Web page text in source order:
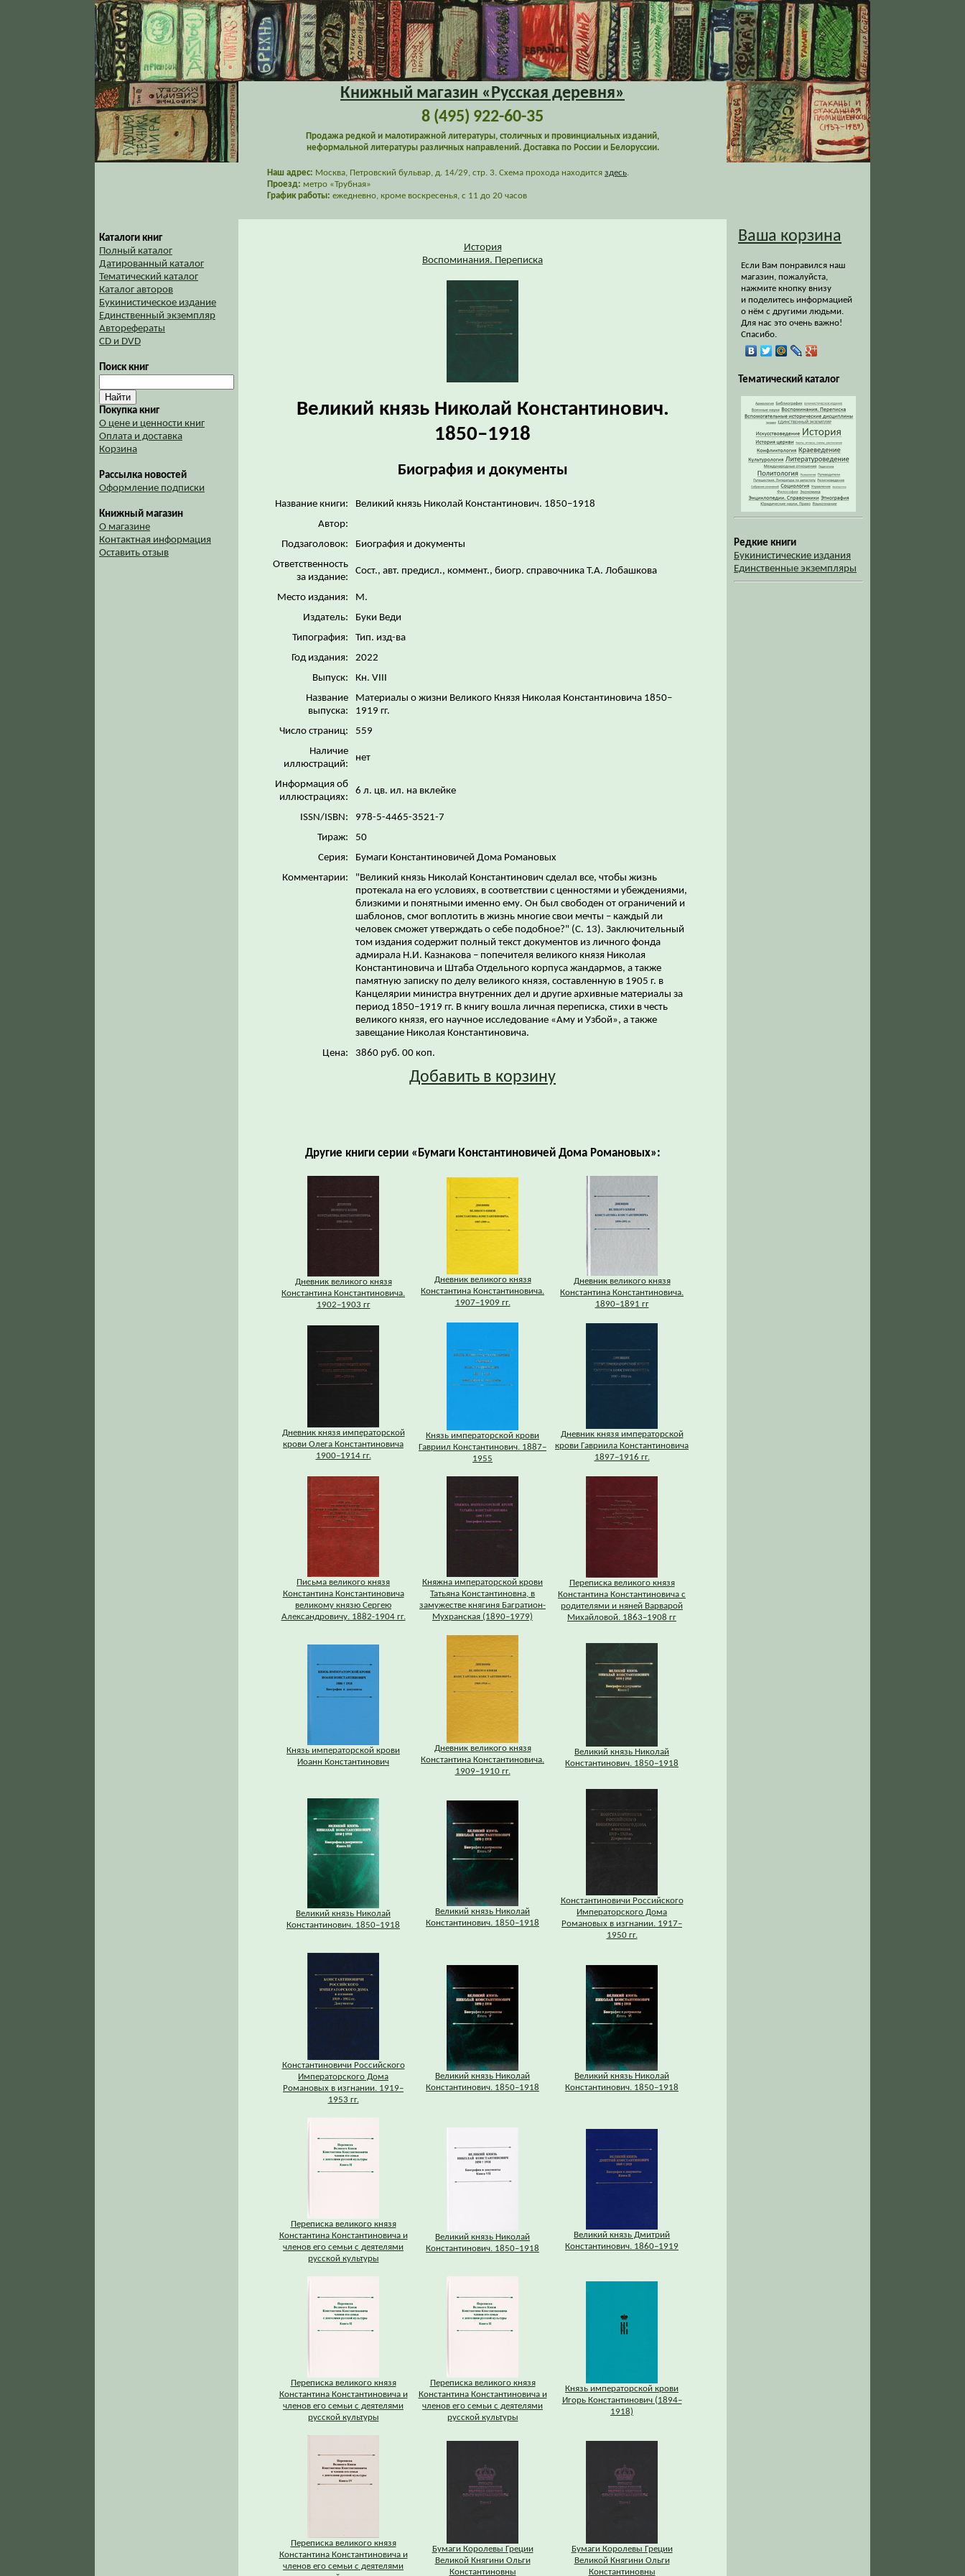
Книжный магазин «Русская деревня»
8 (495) 922-60-35
Продажа редкой и малотиражной литературы, столичных и провинциальных изданий,
неформальной литературы различных направлений. Доставка по России и Белоруссии.
Наш адрес: Москва, Петровский бульвар, д. 14/29, стр. 3. Схема прохода находится здесь.
Проезд: метро «Трубная»
График работы: ежедневно, кроме воскресенья, с 11 до 20 часов
Каталоги книг
Полный каталог
Датированный каталог
Тематический каталог
Каталог авторов
Букинистическое издание
Единственный экземпляр
Авторефераты
CD и DVD
Поиск книг
Покупка книг
О цене и ценности книг
Оплата и доставка
Корзина
Рассылка новостей
Оформление подписки
Книжный магазин
О магазине
Контактная информация
Оставить отзыв
История
Воспоминания. Переписка
Великий князь Николай Константинович.
1850–1918
Биография и документы
Название книги:
Великий князь Николай Константинович. 1850–1918
Автор:
Подзаголовок:
Биография и документы
Ответственность
за издание:
Сост., авт. предисл., коммент., биогр. справочника Т.А. Лобашкова
Место издания:
М.
Издатель:
Буки Веди
Типография:
Тип. изд-ва
Год издания:
2022
Выпуск:
Кн. VIII
Название
выпуска:
Материалы о жизни Великого Князя Николая Константиновича 1850–
1919 гг.
Число страниц:
559
Наличие
иллюстраций:
нет
Информация об
иллюстрациях:
6 л. цв. ил. на вклейке
ISSN/ISBN:
978-5-4465-3521-7
Тираж:
50
Серия:
Бумаги Константиновичей Дома Романовых
Комментарии:
"Великий князь Николай Константинович сделал все, чтобы жизнь
протекала на его условиях, в соответствии с ценностями и убеждениями,
близкими и понятными именно ему. Он был свободен от ограничений и
шаблонов, смог воплотить в жизнь многие свои мечты – каждый ли
человек сможет утверждать о себе подобное?" (С. 13). Заключительный
том издания содержит полный текст документов из личного фонда
адмирала Н.И. Казнакова – попечителя великого князя Николая
Константиновича и Штаба Отдельного корпуса жандармов, а также
памятную записку по делу великого князя, составленную в 1905 г. в
Канцелярии министра внутренних дел и другие архивные материалы за
период 1850–1919 гг. В книгу вошла личная переписка, стихи в честь
великого князя, его научное исследование «Аму и Узбой», а также
завещание Николая Константиновича.
Цена:
3860 руб. 00 коп.
Добавить в корзину
Другие книги серии «Бумаги Константиновичей Дома Романовых»:
Дневник великого князя
Константина Константиновича.
1902–1903 гг
Дневник великого князя
Константина Константиновича.
1907–1909 гг.
Дневник великого князя
Константина Константиновича.
1890–1891 гг
Дневник князя императорской
крови Олега Константиновича
1900–1914 гг.
Князь императорской крови
Гавриил Константинович. 1887–
1955
Дневник князя императорской
крови Гавриила Константиновича
1897–1916 гг.
Письма великого князя
Константина Константиновича
великому князю Сергею
Александровичу. 1882-1904 гг.
Княжна императорской крови
Татьяна Константиновна, в
замужестве княгиня Багратион-
Мухранская (1890–1979)
Переписка великого князя
Константина Константиновича с
родителями и няней Варварой
Михайловой. 1863–1908 гг
Князь императорской крови
Иоанн Константинович
Дневник великого князя
Константина Константиновича.
1909–1910 гг.
Великий князь Николай
Константинович. 1850–1918
Великий князь Николай
Константинович. 1850–1918
Великий князь Николай
Константинович. 1850–1918
Константиновичи Российского
Императорского Дома
Романовых в изгнании. 1917–
1950 гг.
Константиновичи Российского
Императорского Дома
Романовых в изгнании. 1919–
1953 гг.
Великий князь Николай
Константинович. 1850–1918
Великий князь Николай
Константинович. 1850–1918
Переписка великого князя
Константина Константиновича и
членов его семьи с деятелями
русской культуры
Великий князь Николай
Константинович. 1850–1918
Великий князь Дмитрий
Константинович. 1860–1919
Переписка великого князя
Константина Константиновича и
членов его семьи с деятелями
русской культуры
Переписка великого князя
Константина Константиновича и
членов его семьи с деятелями
русской культуры
Князь императорской крови
Игорь Константинович (1894–
1918)
Переписка великого князя
Константина Константиновича и
членов его семьи с деятелями
Бумаги Королевы Греции
Великой Княгини Ольги
Константиновны
Бумаги Королевы Греции
Великой Княгини Ольги
Константиновны
Ваша корзина
Если Вам понравился наш
магазин, пожалуйста,
нажмите кнопку внизу
и поделитесь информацией
о нём с другими людьми.
Для нас это очень важно!
Спасибо.
Тематический каталог
Редкие книги
Букинистические издания
Единственные экземпляры